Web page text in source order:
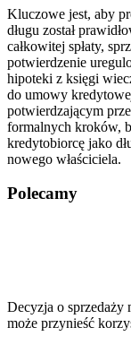
Kluczowe jest, aby
długu został
całkowitej spłaty,
potwierdzenie
hipoteki z księgi
do umowy
potwierdzającym
formalnych kroków,
kredytobiorcę jako
nowego właściciela.
Polecamy
Decyzja o sprzedaży
może przynieść